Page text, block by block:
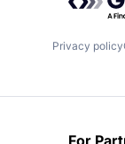
Privacy policy
For